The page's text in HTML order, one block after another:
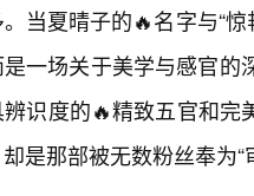
当夏晴子的🔥名字与“
一场关于美学与感官
识度的🔥精致五官和
是那部被无数粉丝奉为